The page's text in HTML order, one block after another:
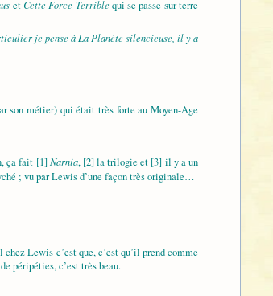
etCette Force Terrible qui se passe sur terre
je pense à La Planète silencieuse , il y a
son métier) qui était très forte au Moyen-Âge
ça fait [1] Narnia, [2] la trilogie et [3] il y a un
; vu par Lewis d’une façon très originale…
Lewis c’est que, c’est qu’il prend comme
péripéties, c’est très beau.